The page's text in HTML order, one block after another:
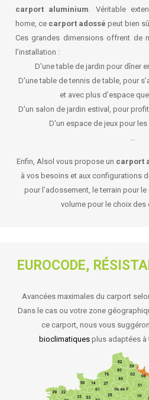
carport aluminium. Véritable
home, ce carport adossé peut bien
Ces grandes dimensions offrent de
l’installation :
D'une table de jardin pour dîner
D'une table de tennis de table, pour
et avec plus d’espace
D'un salon de jardin estival, pour
D'un espace de jeux pour
…
Enfin, Alsol vous propose un carport
à vos besoins et aux configurations
pour l’adossement, le terrain pour
volume pour le choix des
EUROCODE,
Avancées maximales du carport
Dans le cas ou votre zone
ce carport, nous vous
bioclimatiques plus adaptées à